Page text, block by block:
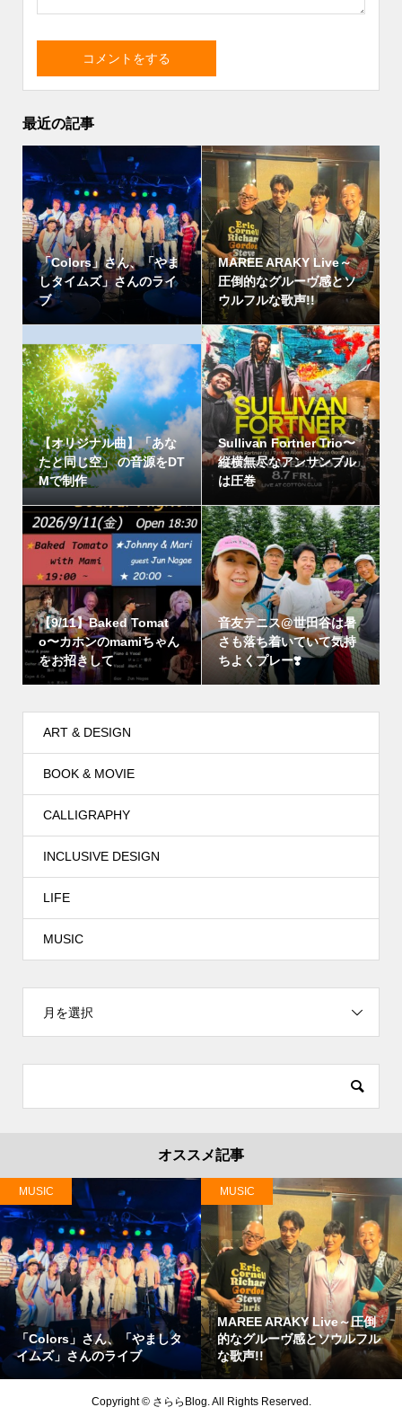
最近の記事
「Colors」さん、「やま
しタイムズ」さんのライ
ブ
MAREE ARAKY Live～
圧倒的なグルーヴ感とソ
ウルフルな歌声!!
【オリジナル曲】「あな
たと同じ空」 の音源をDT
Mで制作
Sullivan Fortner Trio〜
縦横無尽なアンサンブル
は圧巻
【9/11】Baked Tomat
o〜カホンのmamiちゃん
をお招きして
音友テニス@世田谷は暑
さも落ち着いていて気持
ちよくプレー❣️
ART & DESIGN
BOOK & MOVIE
CALLIGRAPHY
INCLUSIVE DESIGN
LIFE
MUSIC
月を選択
オススメ記事
「Colors」さん、「やましタ
イムズ」さんのライブ
MUSIC
MAREE ARAKY Live～圧倒
的なグルーヴ感とソウルフル
な歌声!!
MUSIC
Copyright ©さららBlog. All Rights Reserved.